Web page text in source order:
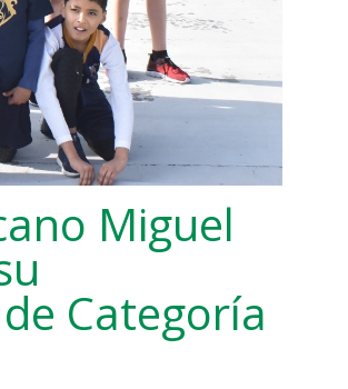
Miguel
Categoría